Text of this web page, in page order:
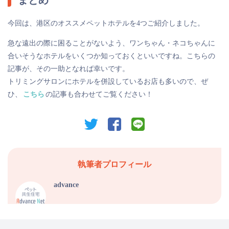
今回は、港区のオススメペットホテルを4つご紹介しました。
急な遠出の際に困ることがないよう、ワンちゃん・ネコちゃんに
合いそうなホテルをいくつか知っておくといいですね。こちらの
記事が、その一助となれば幸いです。
トリミングサロンにホテルを併設しているお店も多いので、ぜ
ひ、
こちら の記事も合わせてご覧ください！
twitter facebook
執筆者プロフィール
advance